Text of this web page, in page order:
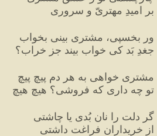
بر امیدِ مهتریّ و سروری
ور بخسپی، مشتری بینی بخواب
جغدِ بَد کی خواب بیند جز خراب؟
مشتری خواهی به هر دم پیچ پیچ
تو چه داری که فروشی؟ هیچ هیچ
گر دلت را نان بُدی یا چاشتی
از خریداران فراغت داشتی